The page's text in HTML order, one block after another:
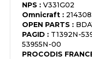
NPS : V331G02
Omnicraft :
OPEN PARTS :
PAGID : T1392N-
53955N-00
PROCODIS